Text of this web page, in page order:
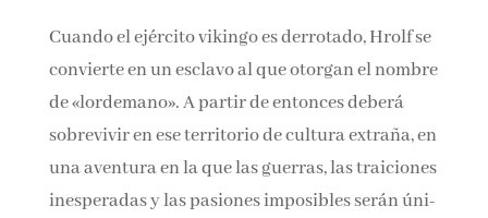
Cuando el ejército vikingo es derrotado, Hrolf
se convierte en un esclavo al que otorgan el
nombre de «lordemano». A partir de entonces
deberá sobrevivir en ese territorio de cultura
extraña, en una aventura en la que las guerras,
las traiciones inesperadas y las pasiones